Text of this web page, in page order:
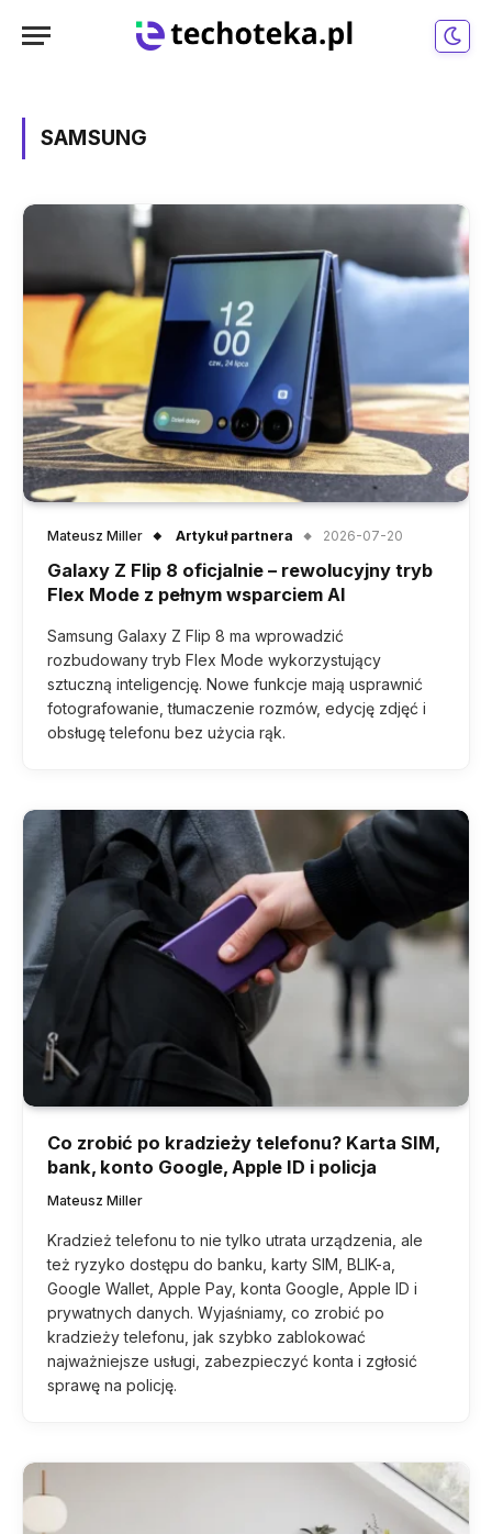
SAMSUNG
Mateusz Miller Artykuł partnera 2026-07-20
Galaxy Z Flip 8 oficjalnie – rewolucyjny tryb
Flex Mode z pełnym wsparciem AI
Samsung Galaxy Z Flip 8 ma wprowadzić
rozbudowany tryb Flex Mode wykorzystujący
sztuczną inteligencję. Nowe funkcje mają usprawnić
fotografowanie, tłumaczenie rozmów, edycję zdjęć i
obsługę telefonu bez użycia rąk.
Co zrobić po kradzieży telefonu? Karta SIM,
bank, konto Google, Apple ID i policja
Mateusz Miller
Kradzież telefonu to nie tylko utrata urządzenia, ale
też ryzyko dostępu do banku, karty SIM, BLIK-a,
Google Wallet, Apple Pay, konta Google, Apple ID i
prywatnych danych. Wyjaśniamy, co zrobić po
kradzieży telefonu, jak szybko zablokować
najważniejsze usługi, zabezpieczyć konta i zgłosić
sprawę na policję.